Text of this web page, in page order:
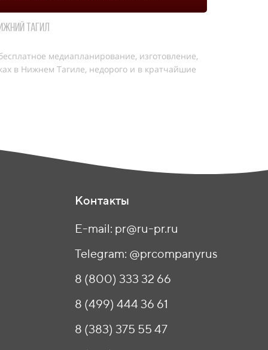
Тагил
медиапланирование, изготовление,
в Нижнем Тагиле, недорого и в кратчайшие
Контакты
E-mail: pr@ru-pr.ru
Telegram: @prcompanyrus
8 (800) 333 32 66
8 (499) 444 36 61
8 (383) 375 55 47